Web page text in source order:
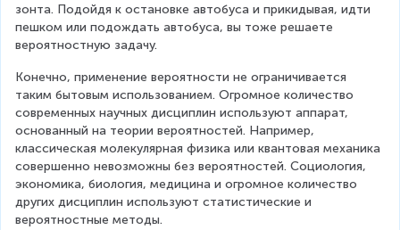
зонта. Подойдя к остановке автобуса и прикидывая, идти
пешком или подождать автобуса, вы тоже решаете
вероятностную задачу.
Конечно, применение вероятности не ограничивается
таким бытовым использованием. Огромное количество
современных научных дисциплин используют аппарат,
основанный на теории вероятностей. Например,
классическая молекулярная физика или квантовая механика
совершенно невозможны без вероятностей. Социология,
экономика, биология, медицина и огромное количество
других дисциплин используют статистические и
вероятностные методы.